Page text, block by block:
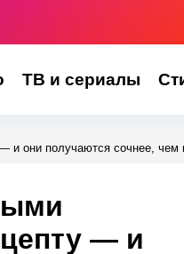
ТВ и сериалы
и они получаются сочнее, чем
— и